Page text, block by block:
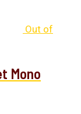
Out of
Mono